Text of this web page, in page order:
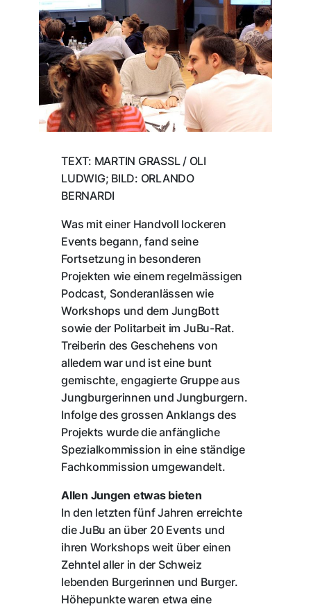
TEXT: MARTIN GRASSL / OLI
LUDWIG; BILD: ORLANDO
BERNARDI
Was mit einer Handvoll lockeren
Events begann, fand seine
Fortsetzung in besonderen
Projekten wie einem regelmässigen
Podcast, Sonderanlässen wie
Workshops und dem JungBott
sowie der Politarbeit im JuBu-Rat.
Treiberin des Geschehens von
alledem war und ist eine bunt
gemischte, engagierte Gruppe aus
Jungburgerinnen und Jungburgern.
Infolge des grossen Anklangs des
Projekts wurde die anfängliche
Spezialkommission in eine ständige
Fachkommission umgewandelt.
Allen Jungen etwas bieten
In den letzten fünf Jahren erreichte
die JuBu an über 20 Events und
ihren Workshops weit über einen
Zehntel aller in der Schweiz
lebenden Burgerinnen und Burger.
Höhepunkte waren etwa eine